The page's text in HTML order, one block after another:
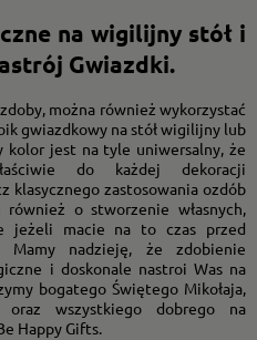
na wigilijny stół i
Gwiazdki.
można również wykorzystać
gwiazdkowy na stół wigilijny lub
kolor jest na tyle uniwersalny, że
do każdej dekoracji
klasycznego zastosowania ozdób
o stworzenie własnych,
jeżeli macie na to czas przed
nadzieję, że zdobienie
i doskonale nastroi Was na
bogatego Świętego Mikołaja,
wszystkiego dobrego na
Happy Gifts.